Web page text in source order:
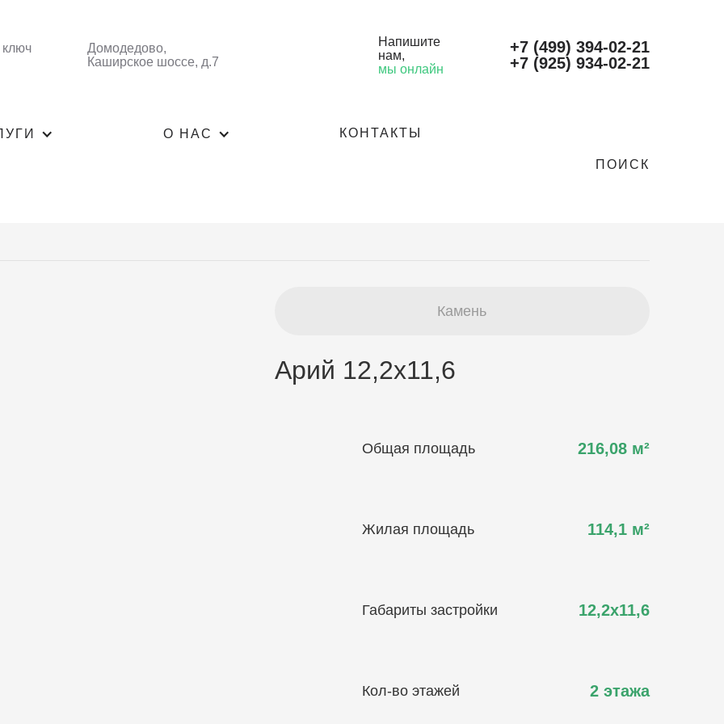
Домодедово,
Каширское шоссе, д.7
Напишите
нам,
мы онлайн
+7 (499) 394-02-21
+7 (925) 934-02-21
О НАС КОНТАКТЫ
ПОИСК
Камень
Арий 12,2х11,6
Общая площадь 216,08 м²
Жилая площадь 114,1 м²
Габариты застройки 12,2х11,6
Кол-во этажей 2 этажа